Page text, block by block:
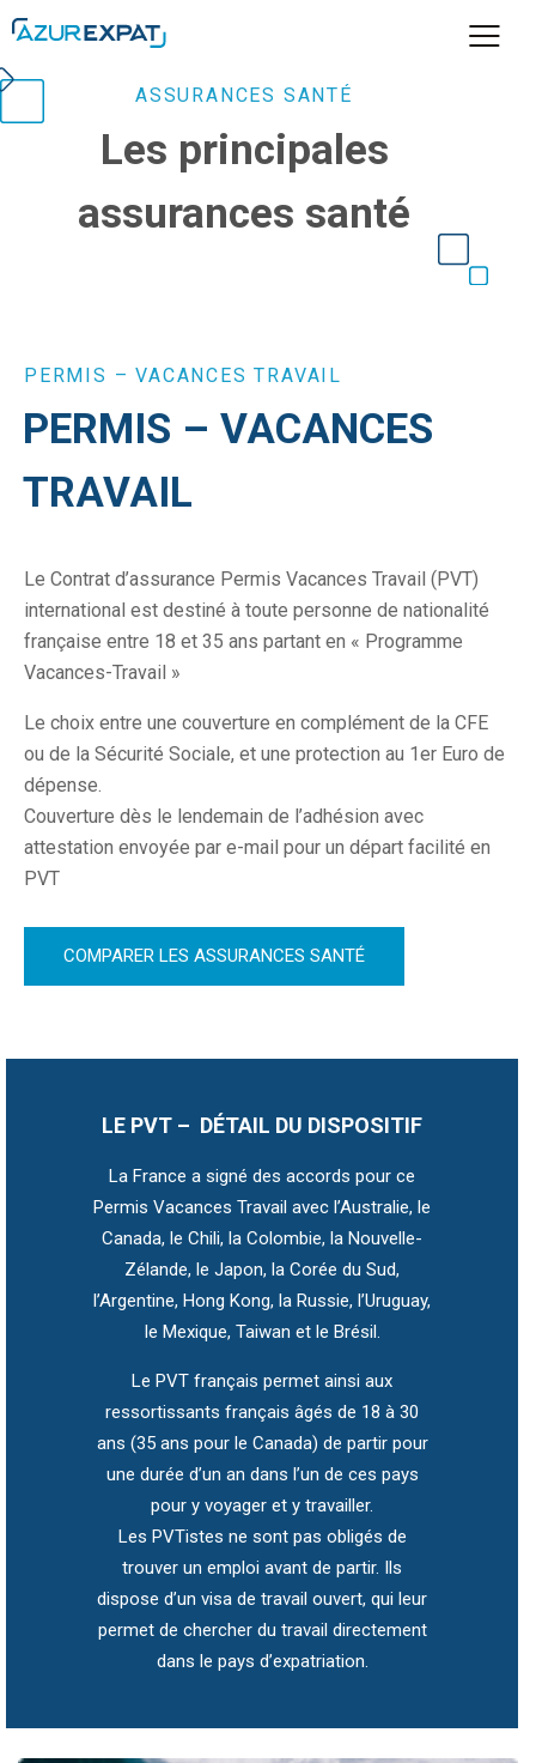
ASSURANCES SANTÉ
Les principales
assurances santé
LE PVT – DÉTAIL DU DISPOSITIF
La France a signé des accords pour ce
Permis Vacances Travail avec l’Australie, le
Canada, le Chili, la Colombie, la Nouvelle-
Zélande, le Japon, la Corée du Sud,
l’Argentine, Hong Kong, la Russie, l’Uruguay,
le Mexique, Taiwan et le Brésil.
Le PVT français permet ainsi aux
ressortissants français âgés de 18 à 30
ans (35 ans pour le Canada) de partir pour
une durée d’un an dans l’un de ces pays
pour y voyager et y travailler.
Les PVTistes ne sont pas obligés de
trouver un emploi avant de partir. Ils
dispose d’un visa de travail ouvert, qui leur
permet de chercher du travail directement
dans le pays d’expatriation.
PERMIS – VACANCES TRAVAIL
PERMIS – VACANCES
TRAVAIL
Le Contrat d’assurance Permis Vacances Travail (PVT)
international est destiné à toute personne de nationalité
française entre 18 et 35 ans partant en « Programme
Vacances-Travail »
Le choix entre une couverture en complément de la CFE
ou de la Sécurité Sociale, et une protection au 1er Euro de
dépense.
Couverture dès le lendemain de l’adhésion avec
attestation envoyée par e-mail pour un départ facilité en
PVT
COMPARER LES ASSURANCES SANTÉ